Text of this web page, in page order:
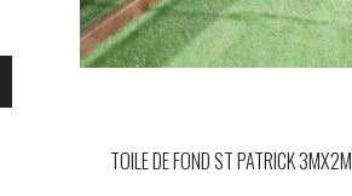
TOILE DE FOND ST PATRICK 3MX2M